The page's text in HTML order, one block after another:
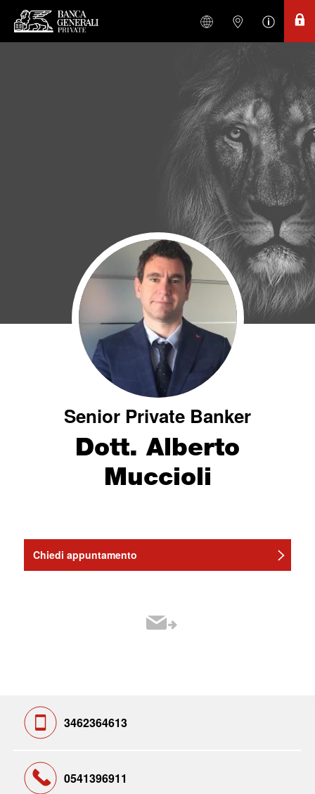
Senior Private Banker
Dott. Alberto
Muccioli
Chiedi appuntamento
3462364613
0541396911